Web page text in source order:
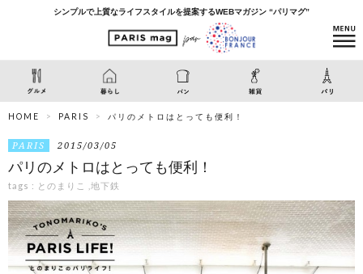
シンプルで上質なライフスタイルを提案するWEBマガジン “パリマグ”
HOME PARIS パリのメトロはとっても便利！
PARIS 2015/03/05
パリのメトロはとっても便利！
tags : とのまりこ 地下鉄